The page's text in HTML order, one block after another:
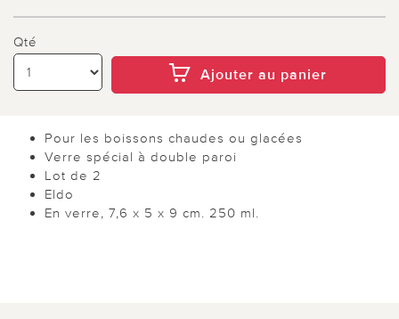
Qté
Ajouter au panier
Pour les boissons chaudes ou glacées
Verre spécial à double paroi
Lot de 2
Eldo
En verre, 7,6 x 5 x 9 cm. 250 ml.